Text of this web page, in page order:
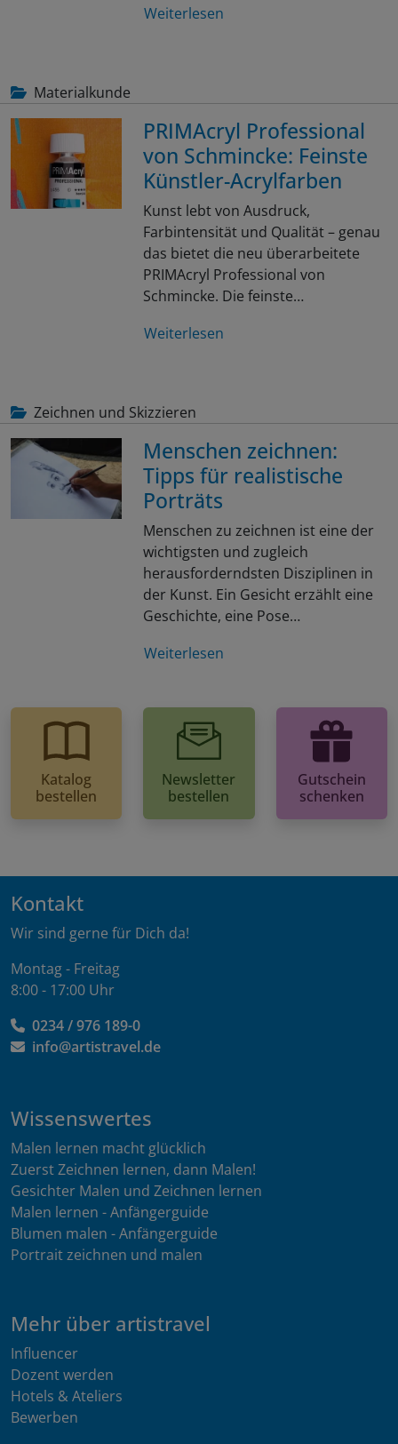
Weiterlesen
Materialkunde
PRIMAcryl Professional
von Schmincke: Feinste
Künstler-Acrylfarben
Kunst lebt von Ausdruck,
Farbintensität und Qualität – genau
das bietet die neu überarbeitete
PRIMAcryl Professional von
Schmincke. Die feinste…
Weiterlesen
Zeichnen und Skizzieren
Menschen zeichnen:
Tipps für realistische
Porträts
Menschen zu zeichnen ist eine der
wichtigsten und zugleich
herausforderndsten Disziplinen in
der Kunst. Ein Gesicht erzählt eine
Geschichte, eine Pose…
Weiterlesen
Katalog
bestellen
Newsletter
bestellen
Gutschein
schenken
Kontakt
Wir sind gerne für Dich da!
Montag - Freitag
8:00 - 17:00 Uhr
0234 / 976 189-0
info@artistravel.de
Wissenswertes
Malen lernen macht glücklich
Zuerst Zeichnen lernen, dann Malen!
Gesichter Malen und Zeichnen lernen
Malen lernen - Anfängerguide
Blumen malen - Anfängerguide
Portrait zeichnen und malen
Mehr über artistravel
Influencer
Dozent werden
Hotels & Ateliers
Bewerben